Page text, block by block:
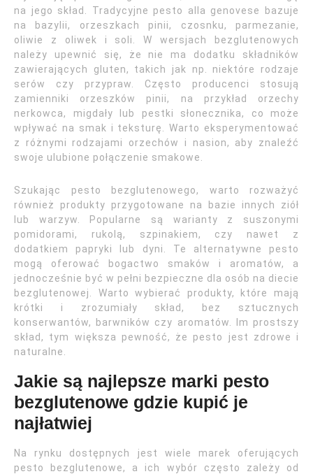
na jego skład. Tradycyjne pesto alla genovese bazuje
na bazylii, orzeszkach pinii, czosnku, parmezanie,
oliwie z oliwek i soli. W wersjach bezglutenowych
należy upewnić się, że nie ma dodatku składników
zawierających gluten, takich jak np. niektóre rodzaje
serów czy przypraw. Często producenci stosują
zamienniki orzeszków pinii, na przykład orzechy
nerkowca, migdały lub pestki słonecznika, co może
wpływać na smak i teksturę. Warto eksperymentować
z różnymi rodzajami orzechów i nasion, aby znaleźć
swoje ulubione połączenie smakowe.
Szukając pesto bezglutenowego, warto rozważyć
również produkty przygotowane na bazie innych ziół
lub warzyw. Popularne są warianty z suszonymi
pomidorami, rukolą, szpinakiem, czy nawet z
dodatkiem papryki lub dyni. Te alternatywne pesto
mogą oferować bogactwo smaków i aromatów, a
jednocześnie być w pełni bezpieczne dla osób na diecie
bezglutenowej. Warto wybierać produkty, które mają
krótki i zrozumiały skład, bez sztucznych
konserwantów, barwników czy aromatów. Im prostszy
skład, tym większa pewność, że pesto jest zdrowe i
naturalne.
Jakie są najlepsze marki pesto
bezglutenowe gdzie kupić je
najłatwiej
Na rynku dostępnych jest wiele marek oferujących
pesto bezglutenowe, a ich wybór często zależy od